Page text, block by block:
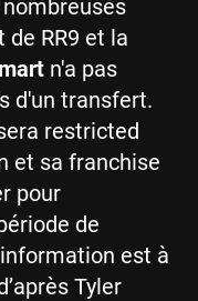
RR9 et la
n'a pas
d'un transfert.
restricted
et sa franchise
pour
de
est à
Tyler